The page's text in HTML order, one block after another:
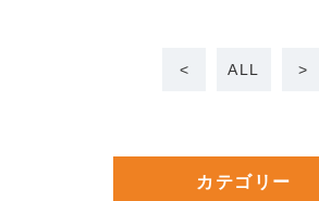
< ALL >
カテゴリー